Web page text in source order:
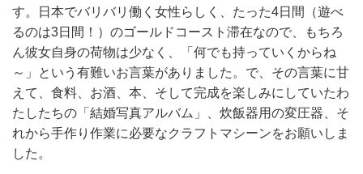
す。日本でバリバリ働く女性らしく、たった4日間（遊べ
るのは3日間！）のゴールドコースト滞在なので、もちろ
ん彼女自身の荷物は少なく、「何でも持っていくからね
～」という有難いお言葉がありました。で、その言葉に甘
えて、食料、お酒、本、そして完成を楽しみにしていたわ
たしたちの「結婚写真アルバム」、炊飯器用の変圧器、そ
れから手作り作業に必要なクラフトマシーンをお願いしま
した。